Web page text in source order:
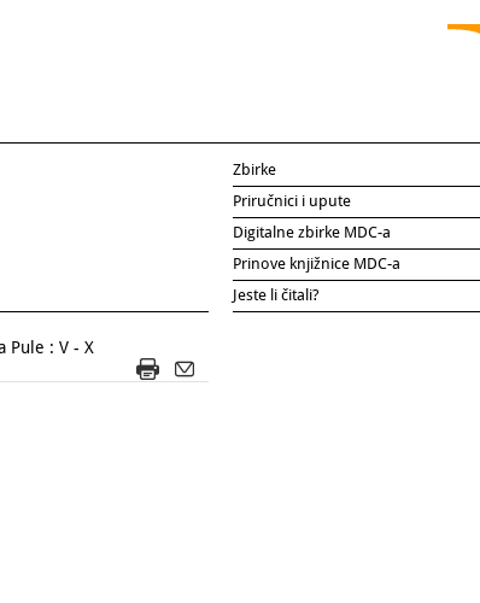
Pule : V - X
Zbirke
Priručnici i upute
Digitalne zbirke MDC-a
Prinove knjižnice MDC-a
Jeste li čitali?